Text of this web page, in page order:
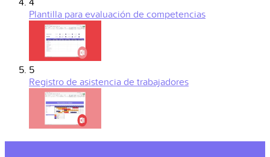
4
Plantilla para evaluación de competencias
5
Registro de asistencia de trabajadores